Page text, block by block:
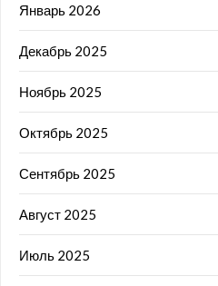
Январь 2026
Декабрь 2025
Ноябрь 2025
Октябрь 2025
Сентябрь 2025
Август 2025
Июль 2025